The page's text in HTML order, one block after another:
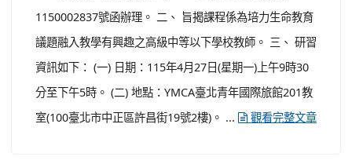
1150002837號函辦理。 二、 旨揭課程係為培力生命教育
議題融入教學有興趣之高級中等以下學校教師。 三、 研習
資訊如下： (一) 日期：115年4月27日(星期一)上午9時30
分至下午5時。 (二) 地點：YMCA臺北青年國際旅館201教
室(100臺北市中正區許昌街19號2樓)。 ...
觀看完整文章